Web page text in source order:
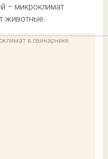
– микроклимат
животные.